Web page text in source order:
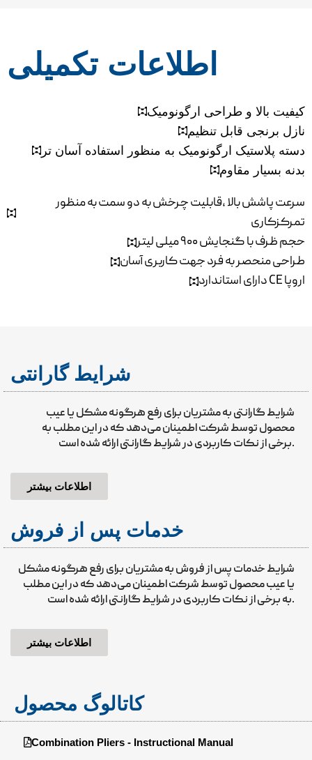
اطلاعات تکمیلی
کیفیت بالا و طراحی ارگونومیک
نازل برنجی قابل تنظیم
دسته پلاستیک ارگونومیک به منظور استفاده آسان تر
بدنه بسیار مقاوم
سرعت پاشش بالا ،قابلیت چرخش به دو سمت به منظور
تمرکزکاری
حجم ظرف با گنجایش ۹۰۰ میلی لیتر
طراحی منحصر به فرد جهت کاربری آسان
دارای استاندارد CE اروپا
شرایط گارانتی
شرایط گارانتی به مشتریان برای رفع هرگونه مشکل یا عیب
محصول توسط شرکت اطمینان می‌دهد که در این مطلب به
برخی از نکات کاربردی در شرایط گارانتی ارائه شده است.
اطلاعات بیشتر
خدمات پس از فروش
شرایط خدمات پس از فروش به مشتریان برای رفع هرگونه مشکل
یا عیب محصول توسط شرکت اطمینان می‌دهد که در این مطلب
به برخی از نکات کاربردی در شرایط گارانتی ارائه شده است.
اطلاعات بیشتر
کاتالوگ محصول
Combination Pliers - Instructional Manual